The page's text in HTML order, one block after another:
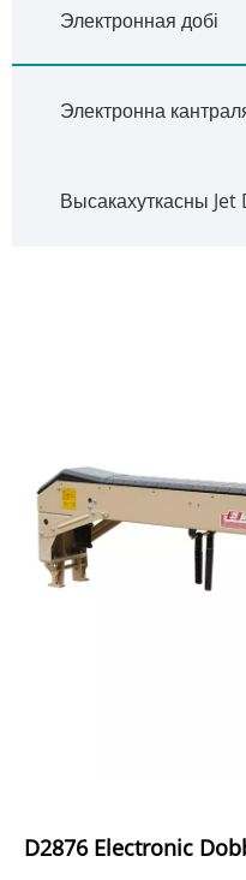
Электронная добі
Электронна
Высакахуткасны
D2876 Electronic